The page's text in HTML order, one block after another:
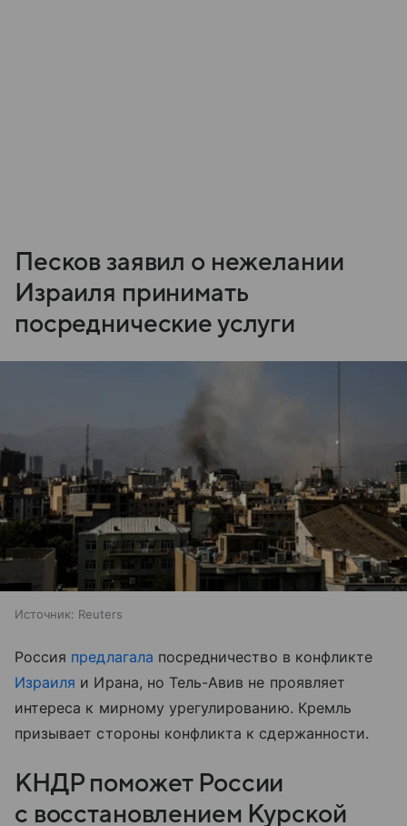
Песков заявил о нежелании
Израиля принимать
посреднические услуги
Источник: Reuters
Россия предлагала посредничество в конфликте
Израиля и Ирана, но Тель-Авив не проявляет
интереса к мирному урегулированию. Кремль
призывает стороны конфликта к сдержанности.
КНДР поможет России
с восстановлением Курской